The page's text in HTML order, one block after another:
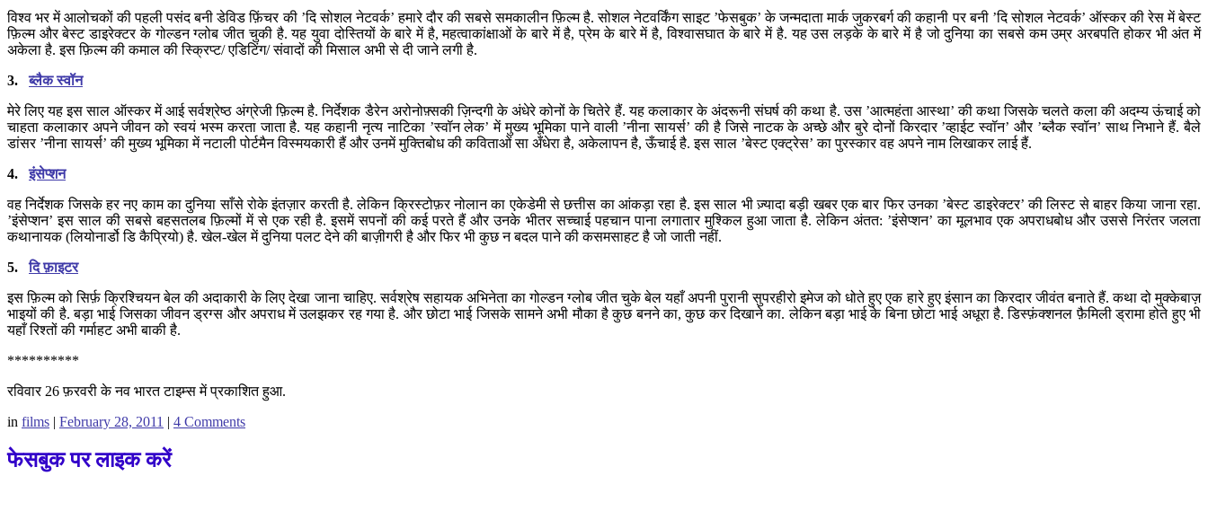
विश्व भर में आलोचकों की पहली पसंद बनी डेविड फ़िंचर की ’दि सोशल नेटवर्क’ हमारे दौर की सबसे समकालीन फ़िल्म है. सोशल नेटवर्किंग साइट ’फेसबुक’ के जन्मदाता मार्क जुकरबर्ग की कहानी पर बनी ’दि सोशल नेटवर्क’ ऑस्कर की रेस में बेस्ट
फ़िल्म और बेस्ट डाइरेक्टर के गोल्डन ग्लोब जीत चुकी है. यह युवा दोस्तियों के बारे में है, महत्वाकांक्षाओं के बारे में है, प्रेम के बारे में है, विश्वासघात के बारे में है. यह उस लड़के के बारे में है जो दुनिया का सबसे कम उम्र अरबपति होकर भी अंत में
अकेला है. इस फ़िल्म की कमाल की स्क्रिप्ट/ एडिटिंग/ संवादों की मिसाल अभी से दी जाने लगी है.
3.ब्लैक स्वॉन
मेरे लिए यह इस साल ऑस्कर में आई सर्वश्रेष्ठ अंग्रेजी फ़िल्म है. निर्देशक डैरेन अरोनोफ़्सकी ज़िन्दगी के अंधेरे कोनों के चितेरे हैं. यह कलाकार के अंदरूनी संघर्ष की कथा है. उस ’आत्महंता आस्था’ की कथा जिसके चलते कला की अदम्य ऊंचाई को
चाहता कलाकार अपने जीवन को स्वयं भस्म करता जाता है. यह कहानी नृत्य नाटिका ’स्वॉन लेक’ में मुख्य भूमिका पाने वाली ’नीना सायर्स’ की है जिसे नाटक के अच्छे और बुरे दोनों किरदार ’व्हाईट स्वॉन’ और ’ब्लैक स्वॉन’ साथ निभाने हैं. बैले
डांसर ’नीना सायर्स’ की मुख्य भूमिका में नटाली पोर्टमैन विस्मयकारी हैं और उनमें मुक्तिबोध की कविताओं सा अँधेरा है, अकेलापन है, ऊँचाई है. इस साल ’बेस्ट एक्ट्रेस’ का पुरस्कार वह अपने नाम लिखाकर लाई हैं.
4.इंसेप्शन
वह निर्देशक जिसके हर नए काम का दुनिया साँसे रोके इंतज़ार करती है. लेकिन क्रिस्टोफ़र नोलान का एकेडेमी से छत्तीस का आंकड़ा रहा है. इस साल भी ज़्यादा बड़ी खबर एक बार फिर उनका ’बेस्ट डाइरेक्टर’ की लिस्ट से बाहर किया जाना रहा.
’इंसेप्शन’ इस साल की सबसे बहसतलब फ़िल्मों में से एक रही है. इसमें सपनों की कई परते हैं और उनके भीतर सच्चाई पहचान पाना लगातार मुश्किल हुआ जाता है. लेकिन अंतत: ’इंसेप्शन’ का मूलभाव एक अपराधबोध और उससे निरंतर जलता
कथानायक (लियोनार्डो डि कैप्रियो) है. खेल-खेल में दुनिया पलट देने की बाज़ीगरी है और फिर भी कुछ न बदल पाने की कसमसाहट है जो जाती नहीं.
5.दि फ़ाइटर
इस फ़िल्म को सिर्फ़ क्रिश्चियन बेल की अदाकारी के लिए देखा जाना चाहिए. सर्वश्रेष सहायक अभिनेता का गोल्डन ग्लोब जीत चुके बेल यहाँ अपनी पुरानी सुपरहीरो इमेज को धोते हुए एक हारे हुए इंसान का किरदार जीवंत बनाते हैं. कथा दो मुक्केबाज़
भाइयों की है. बड़ा भाई जिसका जीवन ड्रग्स और अपराध में उलझकर रह गया है. और छोटा भाई जिसके सामने अभी मौका है कुछ बनने का, कुछ कर दिखाने का. लेकिन बड़ा भाई के बिना छोटा भाई अधूरा है. डिस्फ़ंक्शनल फ़ैमिली ड्रामा होते हुए भी
यहाँ रिश्तों की गर्माहट अभी बाकी है.
**********
रविवार 26 फ़रवरी के नव भारत टाइम्स में प्रकाशित हुआ.
in films | February 28, 2011 | 4 Comments
फेसबुक पर लाइक करें